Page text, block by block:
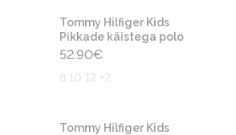
Tommy Hilfiger Kids
Pikkade käistega polo
52.90€
8 10 12 +2
Tommy Hilfiger Kids